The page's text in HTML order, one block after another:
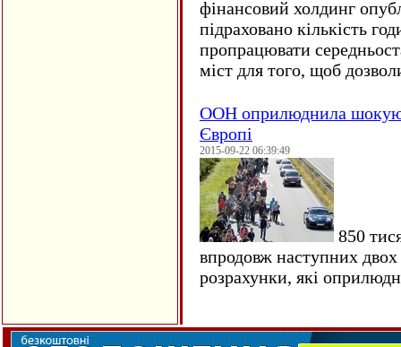
фінансовий холдинг
підраховано кількість
пропрацювати
міст для того, щоб
ООН оприлюднила
Європі
2015-09-22 06:39:49
850
впродовж наступних
розрахунки, які